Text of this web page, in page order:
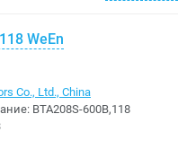
WeEn
Co., Ltd., China
BTA208S-600B,118